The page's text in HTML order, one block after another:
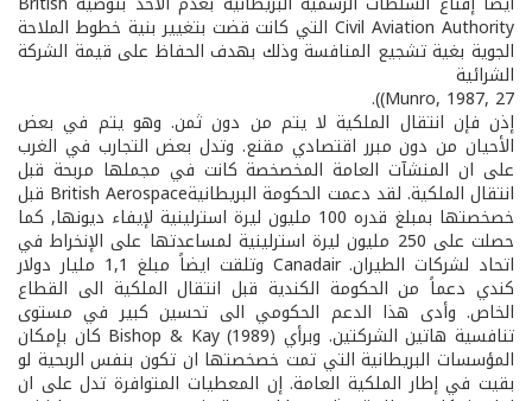
Civil Aviation Authority التي كانت قضت بتغيير بنية خطوط الملاحة
الجوية بغية تشجيع المنافسة وذلك بهدف الحفاظ على قيمة الشركة
الشرائية
Munro, 1987, 27)).
إذن فإن انتقال الملكية لا يتم من دون ثمن. وهو يتم في بعض
الأحيان من دون مبرر اقتصادي مقنع. وتدل بعض التجارب في الغرب
على ان المنشآت العامة المخصخصة كانت في مجملها مربحة قبل
انتقال الملكية. لقد دعمت الحكومة البريطانيةBritish Aerospace قبل
خصخصتها بمبلغ قدره 100 مليون ليرة استرلينية لإيفاء ديونها, كما
حصلت على 250 مليون ليرة استرلينية لمساعدتها على الإنخراط في
اتحاد لشركات الطيران. Canadair وتلقت ايضاً مبلغ 1,1 مليار دولار
كندي دعماً من الحكومة الكندية قبل انتقال الملكية الى القطاع
الخاص. وأدى هذا الدعم الحكومي الى تحسين كبير في مستوى
تنافسية هاتين الشركتين. وبرأي Bishop & Kay (1989) كان بإمكان
المؤسسات البريطانية التي تمت خصخصتها ان تكون بنفس الربحية لو
بقيت في إطار الملكية العامة. إن المعطيات المتوافرة تدل على ان